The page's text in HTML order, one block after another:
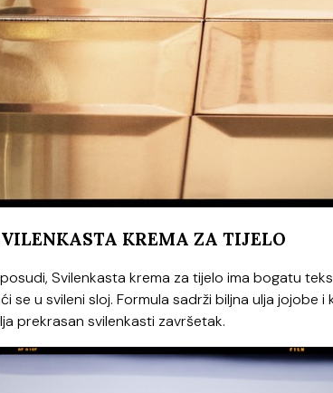
KREMA ZA TIJELO
Svilenkasta krema za tijelo ima bogatu
se u svileni sloj. Formula sadrži biljna ulja jojobe
prekrasan svilenkasti završetak.